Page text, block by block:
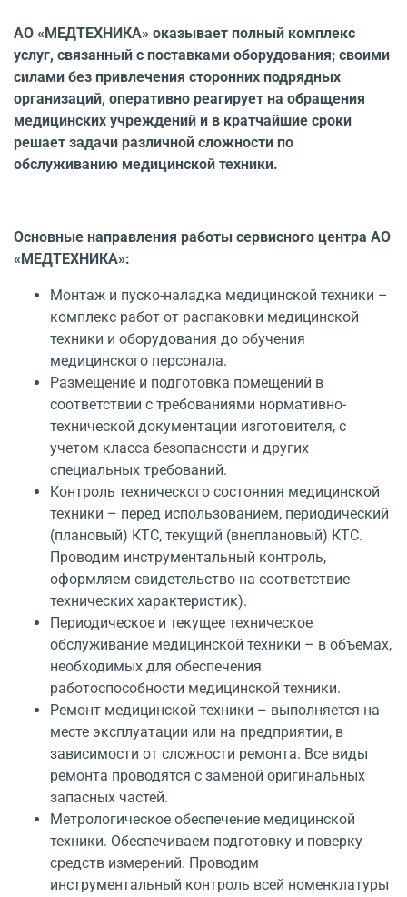
АО «МЕДТЕХНИКА» оказывает полный комплекс
услуг, связанный с поставками оборудования; своими
силами без привлечения сторонних подрядных
организаций, оперативно реагирует на обращения
медицинских учреждений и в кратчайшие сроки
решает задачи различной сложности по
обслуживанию медицинской техники.
Основные направления работы сервисного центра АО
«МЕДТЕХНИКА»:
Монтаж и пуско-наладка медицинской техники –
комплекс работ от распаковки медицинской
техники и оборудования до обучения
медицинского персонала.
Размещение и подготовка помещений в
соответствии с требованиями нормативно-
технической документации изготовителя, с
учетом класса безопасности и других
специальных требований.
Контроль технического состояния медицинской
техники – перед использованием, периодический
(плановый) КТС, текущий (внеплановый) КТС.
Проводим инструментальный контроль,
оформляем свидетельство на соответствие
технических характеристик).
Периодическое и текущее техническое
обслуживание медицинской техники – в объемах,
необходимых для обеспечения
работоспособности медицинской техники.
Ремонт медицинской техники – выполняется на
месте эксплуатации или на предприятии, в
зависимости от сложности ремонта. Все виды
ремонта проводятся с заменой оригинальных
запасных частей.
Метрологическое обеспечение медицинской
техники. Обеспечиваем подготовку и поверку
средств измерений. Проводим
инструментальный контроль всей номенклатуры